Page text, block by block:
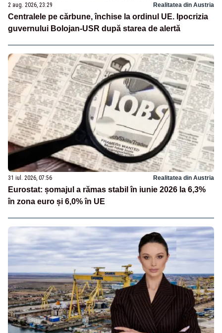
2 aug. 2026, 23:29 Realitatea din Austria
Centralele pe cărbune, închise la ordinul UE. Ipocrizia
guvernului Bolojan-USR după starea de alertă
31 iul. 2026, 07:56 Realitatea din Austria
Eurostat: șomajul a rămas stabil în iunie 2026 la 6,3%
în zona euro și 6,0% în UE